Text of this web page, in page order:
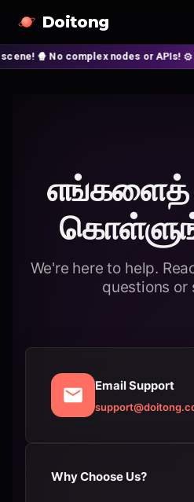
Doitong
complex nodes or APIs! ⚙️
எங்களைத்
We're here to help.
questions or
Email Support
Why Choose Us?